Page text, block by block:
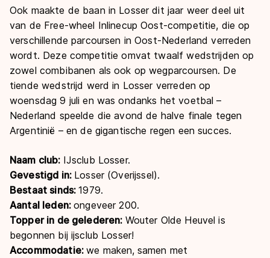
Ook maakte de baan in Losser dit jaar weer deel uit
van de Free-wheel Inlinecup Oost-competitie, die op
verschillende parcoursen in Oost-Nederland verreden
wordt. Deze competitie omvat twaalf wedstrijden op
zowel combibanen als ook op wegparcoursen. De
tiende wedstrijd werd in Losser verreden op
woensdag 9 juli en was ondanks het voetbal –
Nederland speelde die avond de halve finale tegen
Argentinië – en de gigantische regen een succes.
Naam club: IJsclub Losser.
Gevestigd in: Losser (Overijssel).
Bestaat sinds:1979.
Aantal leden:ongeveer 200.
Topper in de gelederen: Wouter Olde Heuvel is
begonnen bij ijsclub Losser!
Accommodatie:we maken, samen met